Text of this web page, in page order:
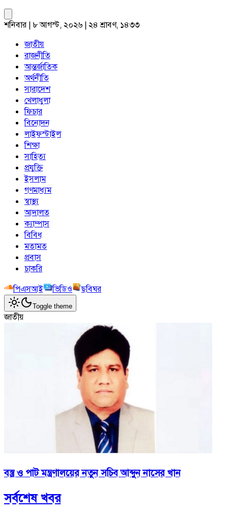
শনিবার | ৮ আগস্ট, ২০২৬ | ২৪ শ্রাবণ, ১৪৩৩
জাতীয়
রাজনীতি
আন্তর্জাতিক
অর্থনীতি
সারাদেশ
খেলাধুলা
ফিচার
বিনোদন
লাইফস্টাইল
শিক্ষা
সাহিত্য
প্রযুক্তি
ইসলাম
গণমাধ্যম
স্বাস্থ্য
আদালত
ক্যাম্পাস
বিবিধ
মতামত
প্রবাস
চাকরি
পিএসআই
ভিডিও ছবিঘর
Toggle theme
জাতীয়
বস্ত্র ও পাট মন্ত্রণালয়ের নতুন সচিব আব্দুন নাসের খান
সর্বশেষ খবর